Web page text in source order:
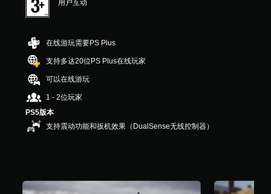
分
星
，
1
1
个
评
价
）
用户互动
在线游玩需要PS Plus
支持多达20位PS Plus在线玩家
可以在线游玩
1 - 2位玩家
PS5版本
支持震动功能和扳机效果（DualSense无线控制器）